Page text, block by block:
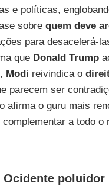
e políticas,
sobre quem deve
para desacelerá-
que Donald Trump
Modi reivindica o
parecem ser
afirma o guru mais
a todo o
Ocidente poluidor